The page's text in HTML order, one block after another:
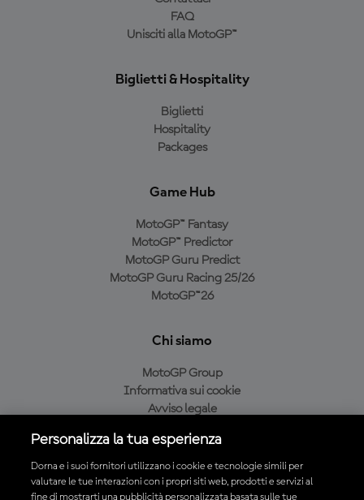
FAQ
Unisciti alla MotoGP™
Biglietti & Hospitality
Biglietti
Hospitality
Packages
Game Hub
MotoGP™ Fantasy
MotoGP™ Predictor
MotoGP Guru Predict
MotoGP Guru Racing 25/26
MotoGP™26
Chi siamo
MotoGP Group
Informativa sui cookie
Avviso legale
Condizioni di acquisto
Personalizza la tua esperienza
Dorna e i suoi fornitori utilizzano i cookie e tecnologie simili per
valutare le tue interazioni con i propri siti web, prodotti e servizi al
fine di mostrarti una pubblicità personalizzata basata sulle tue